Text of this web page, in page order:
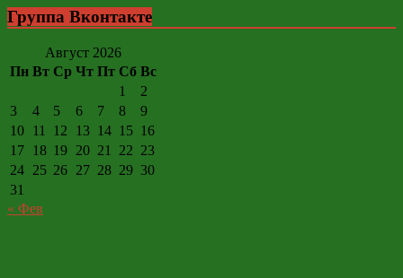
Группа Вконтакте
Август 2026
Пн Вт Ср Чт Пт Сб Вс
1
2
3
4 5 6 7 8
9
10 11 12 13 14 15 16
17 18 19 20 21 22 23
24 25 26 27 28 29 30
31
« Фев